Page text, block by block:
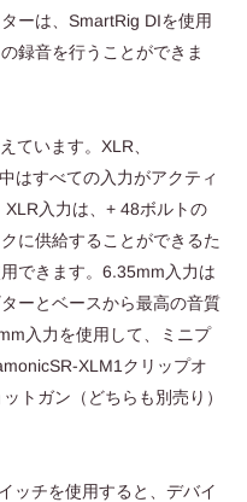
ーは、SmartRig DIを使用
録音を行うことができま
ています。XLR、
はすべての入力がアクティ
入力は、+ 48ボルトの
に供給することができるた
できます。6.35mm入力は
ーとベースから最高の音質
入力を使用して、ミニプ
XLM1クリップオ
トガン（どちらも別売り）
ッチを使用すると、デバイ